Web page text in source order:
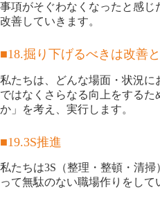
事項がそぐわなくなったと感
改善していきます。
■18.掘り下げるべきは改善
私たちは、どんな場面・状況
ではなくさらなる向上をする
か」を考え、実行します。
■19.3S推進
私たちは3S（整理・整頓・清
って無駄のない職場作りをして